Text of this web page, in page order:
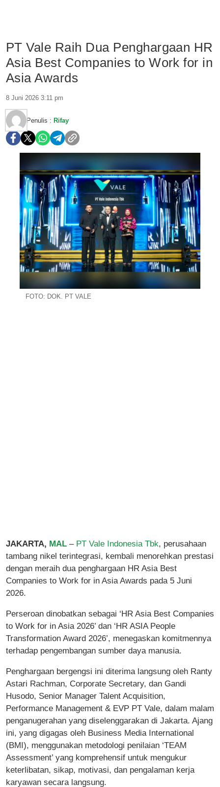
PT Vale Raih Dua Penghargaan HR
Asia Best Companies to Work for in
Asia Awards
8 Juni 2026 3:11 pm
Penulis : Rifay
FOTO: DOK. PT VALE
JAKARTA, MAL – PT Vale Indonesia Tbk, perusahaan
tambang nikel terintegrasi, kembali menorehkan prestasi
dengan meraih dua penghargaan HR Asia Best
Companies to Work for in Asia Awards pada 5 Juni
2026.
Perseroan dinobatkan sebagai ‘HR Asia Best Companies
to Work for in Asia 2026’ dan ‘HR ASIA People
Transformation Award 2026’, menegaskan komitmennya
terhadap pengembangan sumber daya manusia.
Penghargaan bergengsi ini diterima langsung oleh Ranty
Astari Rachman, Corporate Secretary, dan Gandi
Husodo, Senior Manager Talent Acquisition,
Performance Management & EVP PT Vale, dalam malam
penganugerahan yang diselenggarakan di Jakarta. Ajang
ini, yang digagas oleh Business Media International
(BMI), menggunakan metodologi penilaian ‘TEAM
Assessment’ yang komprehensif untuk mengukur
keterlibatan, sikap, motivasi, dan pengalaman kerja
karyawan secara langsung.